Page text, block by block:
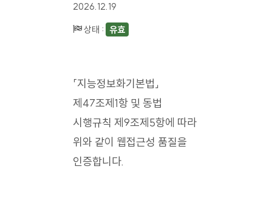
2026.12.19
상태 : 유효
「지능정보화기본법」
제47조제1항 및 동법
시행규칙 제9조제5항에 따라
위와 같이 웹접근성 품질을
인증합니다.